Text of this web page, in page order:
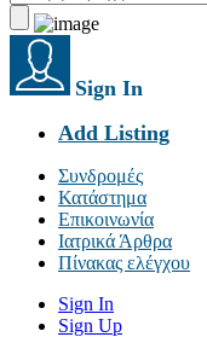
Sign In
Add Listing
Συνδρομές
Κατάστημα
Επικοινωνία
Ιατρικά Άρθρα
Πίνακας ελέγχου
Sign In
Sign Up